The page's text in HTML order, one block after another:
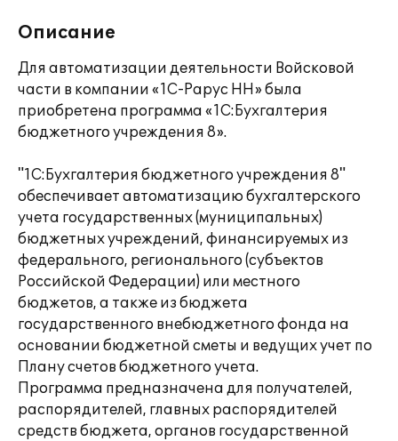
Описание
Для автоматизации деятельности Войсковой
части в компании «1С-Рарус НН» была
приобретена программа «1С:Бухгалтерия
бюджетного учреждения 8».
"1С:Бухгалтерия бюджетного учреждения 8"
обеспечивает автоматизацию бухгалтерского
учета государственных (муниципальных)
бюджетных учреждений, финансируемых из
федерального, регионального (субъектов
Российской Федерации) или местного
бюджетов, а также из бюджета
государственного внебюджетного фонда на
основании бюджетной сметы и ведущих учет по
Плану счетов бюджетного учета.
Программа предназначена для получателей,
распорядителей, главных распорядителей
средств бюджета, органов государственной